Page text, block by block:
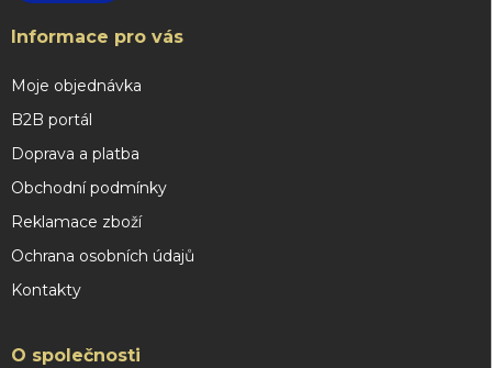
Informace pro vás
Moje objednávka
B2B portál
Doprava a platba
Obchodní podmínky
Reklamace zboží
Ochrana osobních údajů
Kontakty
O společnosti